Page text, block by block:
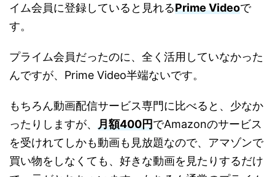
イム会員に登録していると見れるPrime Videoで
す。
プライム会員だったのに、全く活用していなかった
んですが、Prime Video半端ないです。
もちろん動画配信サービス専門に比べると、少なか
ったりしますが、 月額400円でAmazonのサービス
を受けれてしかも動画も見放題なので、アマゾンで
買い物をしなくても、好きな動画を見たりするだけ